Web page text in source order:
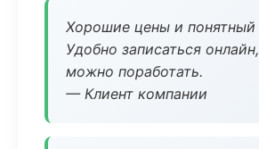
Хорошие цены и понятный
Удобно записаться
можно поработать.
— Клиент компании